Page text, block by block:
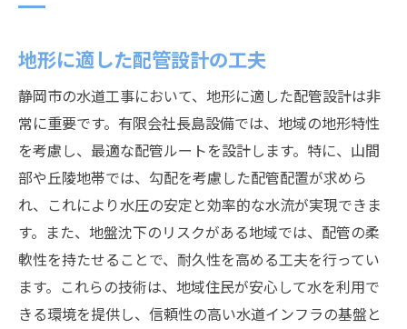
地形に適した配管設計の工夫
静岡市の水道工事において、地形に適した配管設計は非
常に重要です。有限会社長島設備では、地域の地形特性
を考慮し、最適な配管ルートを設計します。特に、山間
部や丘陵地帯では、勾配を考慮した配管配置が求めら
れ、これにより水圧の安定と効率的な水流が実現できま
す。また、地盤沈下のリスクがある地域では、配管の柔
軟性を持たせることで、耐久性を高める工夫を行ってい
ます。これらの技術は、地域住民が安心して水を利用で
きる環境を提供し、信頼性の高い水道インフラの基盤と